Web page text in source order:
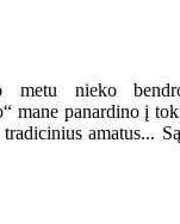
nieko
mane panardino į
amatus...